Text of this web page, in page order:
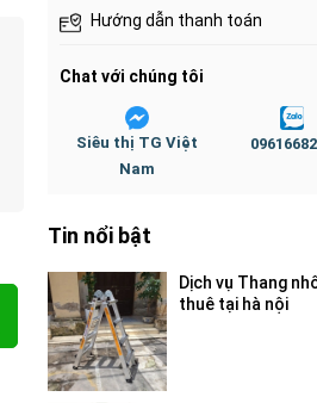
Hướng dẫn thanh toán
Chat với chúng tôi
Siêu thị TG Việt
Nam
Tin nổi bật
Dịch vụ Thang
thuê tại hà nội